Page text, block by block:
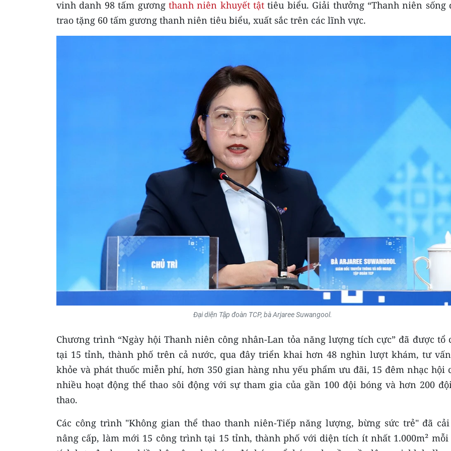
vinh danh 98 tấm gương thanh niên khuyết tật tiêu biểu. Giải thưởng “Thanh niên sống
trao tặng 60 tấm gương thanh niên tiêu biểu, xuất sắc trên các lĩnh vực.
Đại diện Tập đoàn TCP, bà Arjaree Suwangool.
Chương trình “Ngày hội Thanh niên công nhân-Lan tỏa năng lượng tích cực” đã được tổ
tại 15 tỉnh, thành phố trên cả nước, qua đây triển khai hơn 48 nghìn lượt khám, tư
khỏe và phát thuốc miễn phí, hơn 350 gian hàng nhu yếu phẩm ưu đãi, 15 đêm nhạc hội
nhiều hoạt động thể thao sôi động với sự tham gia của gần 100 đội bóng và hơn 200
thao.
Các công trình "Không gian thể thao thanh niên-Tiếp năng lượng, bừng sức trẻ" đã
nâng cấp, làm mới 15 công trình tại 15 tỉnh, thành phố với diện tích ít nhất 1.000m² mỗi